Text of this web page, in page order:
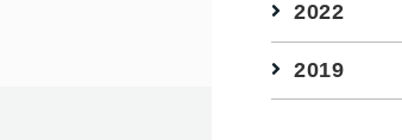
2022
2019